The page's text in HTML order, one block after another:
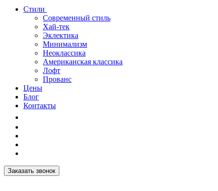
Стили
Современный стиль
Хай-тек
Эклектика
Минимализм
Неоклассика
Американская классика
Лофт
Прованс
Цены
Блог
Контакты
Заказать звонок